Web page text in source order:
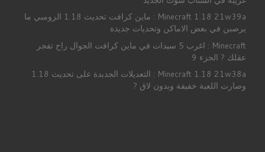
Minecraft 1.18 21w39a : ماين كرافت تحديث 1.18 الزومبي ما
يرصبن في بعض الاماكن وتحديات جديدة
Minecraft : اغرب 5 سيدات في ماين كرافت الجوال راح تفجر
عقلك ? الجزء 9
Minecraft 1.18 21w38a : التعديلات الجدبدة على تحديث 1.18
وصارت اللعبة خفيفة وبدون لاق ?